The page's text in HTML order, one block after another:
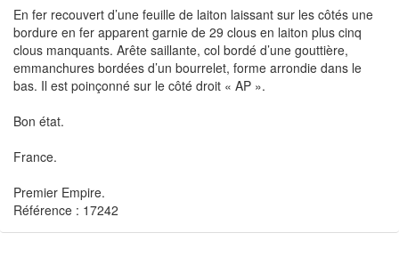
En fer recouvert d’une feuille de laiton laissant sur les côtés une
bordure en fer apparent garnie de 29 clous en laiton plus cinq
clous manquants. Arête saillante, col bordé d’une gouttière,
emmanchures bordées d’un bourrelet, forme arrondie dans le
bas. Il est poinçonné sur le côté droit « AP ».
Bon état.
France.
Premier Empire.
Référence : 17242